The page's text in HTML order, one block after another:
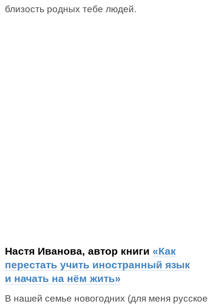
близость родных тебе людей.
Настя Иванова, автор книги «Как
перестать учить иностранный язык
и начать на нём жить»
В нашей семье новогодних (для меня русское